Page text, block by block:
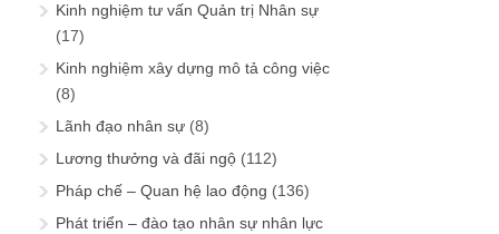
Kinh nghiệm tư vấn Quản trị Nhân sự
(17)
Kinh nghiệm xây dựng mô tả công việc
(8)
Lãnh đạo nhân sự (8)
Lương thưởng và đãi ngộ (112)
Pháp chế – Quan hệ lao động (136)
Phát triển – đào tạo nhân sự nhân lực